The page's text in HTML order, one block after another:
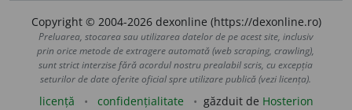
Copyright © 2004-2026 dexonline (https://dexonline.ro)
Preluarea, stocarea sau utilizarea datelor de pe acest site, inclusiv
prin orice metode de extragere automată (web scraping, crawling),
sunt strict interzise fără acordul nostru prealabil scris, cu excepția
seturilor de date oferite oficial spre utilizare publică (vezi licența).
licență confidențialitate găzduit de Hosterion